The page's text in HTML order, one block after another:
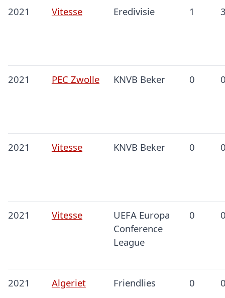
2021 Vitesse Eredivisie 1
2021 PEC Zwolle KNVB Beker 0
2021 Vitesse KNVB Beker 0
2021 Vitesse
UEFA Europa
Conference
League
0
2021 Algeriet Friendlies 0